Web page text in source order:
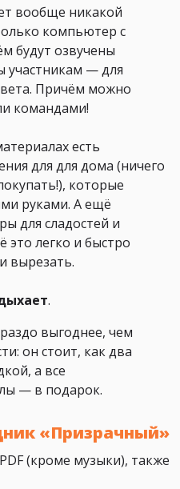
вообще никакой
компьютер с
будут озвучены
участникам — для
Причём можно
командами!
есть
для для дома (ничего
которые
руками. А ещё
для сладостей и
это легко и быстро
вырезать.
.
выгоднее, чем
он стоит, как два
а все
— в подарок.
«Призрачный»
(кроме музыки), также